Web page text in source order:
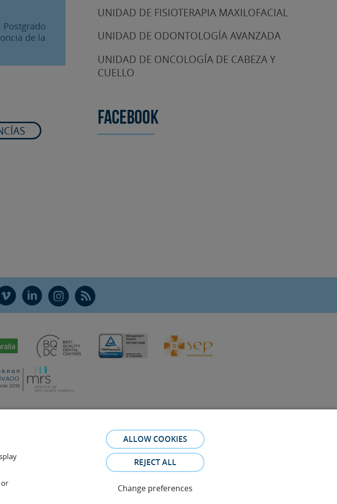
Postgrado
de la
UNIDAD DE FISIOTERAPIA MAXILOFACIAL
UNIDAD DE ODONTOLOGÍA AVANZADA
UNIDAD DE ONCOLOGÍA DE CABEZA Y
CUELLO
Facebook
L Ñ R
If in doubt, consult your doctor referral. The photos and testimonies of identifiable patients
it. Facial Surgery, S.L.P. 2021
Change preferences
REJECT ALL
ALLOW COOKIES